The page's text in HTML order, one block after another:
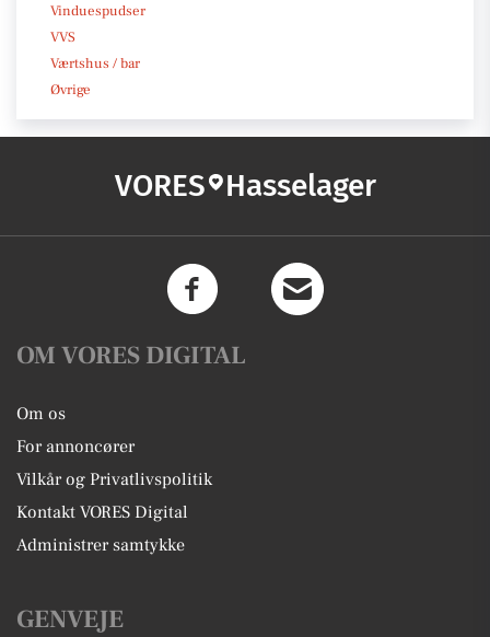
Vinduespudser
VVS
Værtshus / bar
Øvrige
VORES Hasselager
OM VORES DIGITAL
Om os
For annoncører
Vilkår og Privatlivspolitik
Kontakt VORES Digital
Administrer samtykke
GENVEJE